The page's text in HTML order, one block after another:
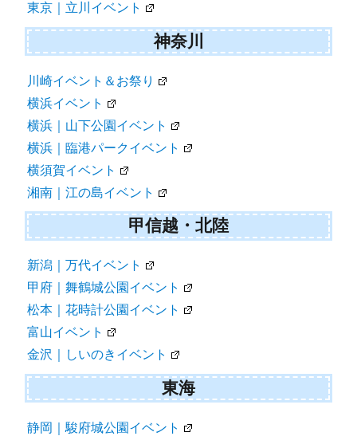
東京｜立川イベント
神奈川
川崎イベント＆お祭り
横浜イベント
横浜｜山下公園イベント
横浜｜臨港パークイベント
横須賀イベント
湘南｜江の島イベント
甲信越・北陸
新潟｜万代イベント
甲府｜舞鶴城公園イベント
松本｜花時計公園イベント
富山イベント
金沢｜しいのきイベント
東海
静岡｜駿府城公園イベント